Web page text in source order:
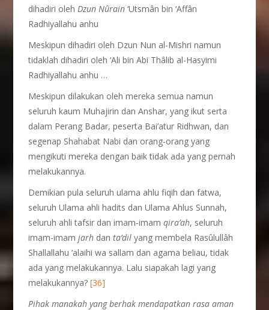
dihadiri olehDzun Nûrain ‘Utsmân bin ‘Affân
Radhiyallahu anhu
Meskipun dihadiri oleh Dzun Nun al-Mishri namun
tidaklah dihadiri oleh ‘Ali bin Abi Thâlib al-Hasyimi
Radhiyallahu anhu …
Meskipun dilakukan oleh mereka semua namun
seluruh kaum Muhajirin dan Anshar, yang ikut serta
dalam Perang Badar, peserta Bai’atur Ridhwan, dan
segenap Shahabat Nabi dan orang-orang yang
mengikuti mereka dengan baik tidak ada yang pernah
melakukannya.
Demikian pula seluruh ulama ahlu fiqih dan fatwa,
seluruh Ulama ahli hadits dan Ulama Ahlus Sunnah,
seluruh ahli tafsir dan imam-imamqira’ah, seluruh
imam-imamjarh danta’dil yang membela Rasûlullâh
Shallallahu ‘alaihi wa sallam dan agama beliau, tidak
ada yang melakukannya. Lalu siapakah lagi yang
melakukannya?[36]
Pihak manakah yang berhak mendapatkan rasa aman